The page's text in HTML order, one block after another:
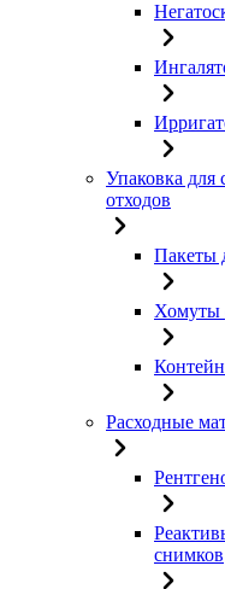
Упаковка для
отходов
Пакеты
Хомуты
Расходные
снимков